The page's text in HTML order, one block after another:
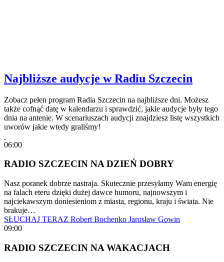
Najbliższe audycje w Radiu Szczecin
Zobacz pełen program Radia Szczecin na najbliższe dni. Możesz
także cofnąć datę w kalendarzu i sprawdzić, jakie audycje były tego
dnia na antenie. W scenariuszach audycji znajdziesz listę wszystkich
uworów jakie wtedy graliśmy!
06:00
RADIO SZCZECIN NA DZIEŃ DOBRY
Nasz poranek dobrze nastraja. Skutecznie przesyłamy Wam energię
na falach eteru dzięki dużej dawce humoru, najnowszym i
najciekawszym doniesieniom z miasta, regionu, kraju i świata. Nie
brakuje…
SŁUCHAJ TERAZ Robert Bochenko Jarosław Gowin
09:00
RADIO SZCZECIN NA WAKACJACH